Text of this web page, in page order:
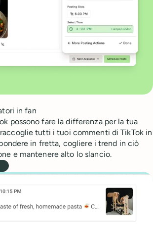
in fan
possono fare la differenza per la tua
tutti i tuoi commenti di TikTok in
in fretta, cogliere i trend in ciò
e mantenere alto lo slancio.